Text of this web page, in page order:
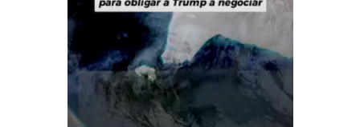
Preguntas
Frecuentes